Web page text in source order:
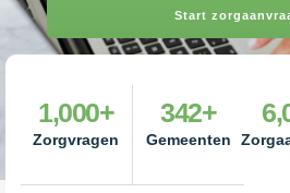
Start
Zorgvragen
1,000+
Gemeenten
342+